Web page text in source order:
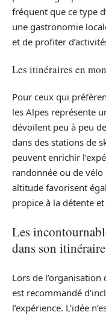
fréquent que ce type
une gastronomie
et de profiter
Les itinéraires en
Pour ceux qui
les Alpes représente
dévoilent peu à peu
dans des stations de
peuvent enrichir
randonnée ou de vélo
altitude favorisent
propice à la détente
Les
dans son itinéraire
Lors de l’organisation
est recommandé
l’expérience. L’idée